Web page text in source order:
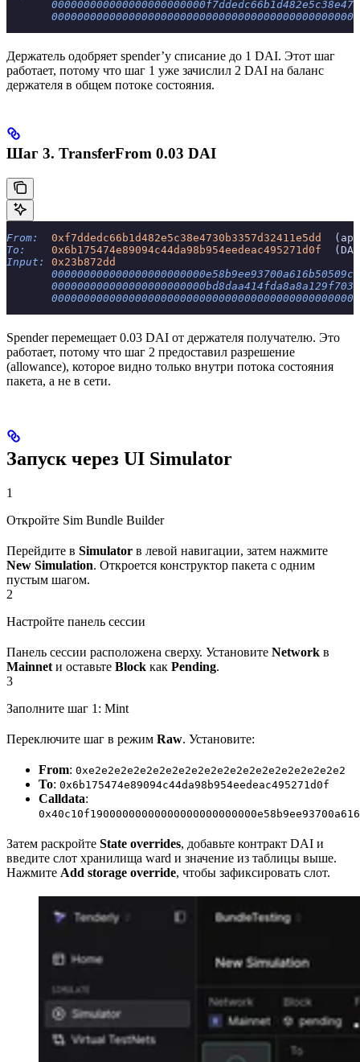
Держатель одобряет spender’у списание до 1 DAI. Этот шаг
работает, потому что шаг 1 уже зачислил 2 DAI на баланс
держателя в общем потоке состояния.
Шаг 3. TransferFrom 0.03 DAI
From:
  0xf7ddedc66b1d482e5c38e4730b3357d32411e5dd
To:
    0x6b175474e89094c44da98b954eedeac495271d0f
Input:
0x23b872dd
Spender перемещает 0.03 DAI от держателя получателю. Это
работает, потому что шаг 2 предоставил разрешение
(allowance), которое видно только внутри потока состояния
пакета, а не в сети.
Запуск через UI Simulator
1
Откройте Sim Bundle Builder
Перейдите в Simulator в левой навигации, затем нажмите
New Simulation. Откроется конструктор пакета с одним
пустым шагом.
2
Настройте панель сессии
Панель сессии расположена сверху. Установите Network в
Mainnet и оставьте Block как Pending.
3
Заполните шаг 1: Mint
Переключите шаг в режим Raw. Установите:
From: 0xe2e2e2e2e2e2e2e2e2e2e2e2e2e2e2e2e2e2e2e2
To: 0x6b175474e89094c44da98b954eedeac495271d0f
Calldata:
Затем раскройте State overrides, добавьте контракт DAI и
введите слот хранилища ward и значение из таблицы выше.
Нажмите Add storage override, чтобы зафиксировать слот.